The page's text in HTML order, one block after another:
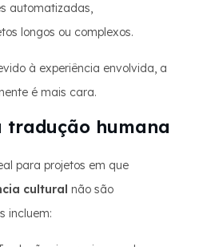
automatizadas,
longos ou complexos.
à experiência envolvida, a
é mais cara.
tradução humana
para projetos em que
cultural não são
incluem: